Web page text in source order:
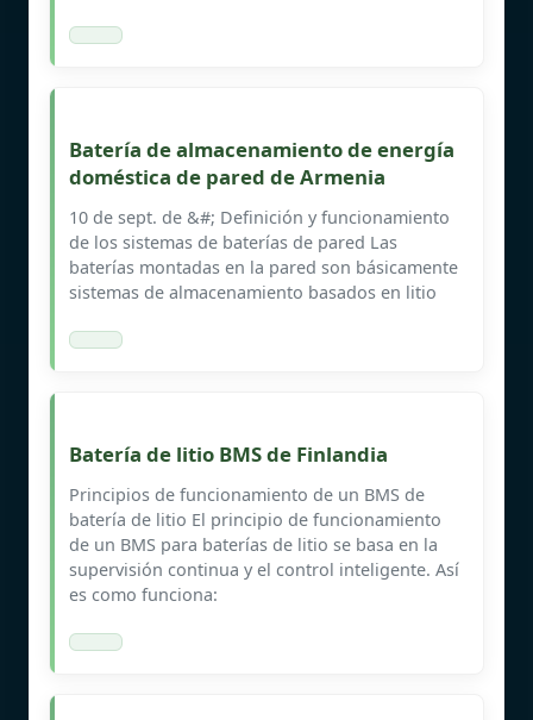
Batería de almacenamiento de energía
doméstica de pared de Armenia
10 de sept. de &#; Definición y funcionamiento
de los sistemas de baterías de pared Las
baterías montadas en la pared son básicamente
sistemas de almacenamiento basados en litio
Batería de litio BMS de Finlandia
Principios de funcionamiento de un BMS de
batería de litio El principio de funcionamiento
de un BMS para baterías de litio se basa en la
supervisión continua y el control inteligente. Así
es como funciona: